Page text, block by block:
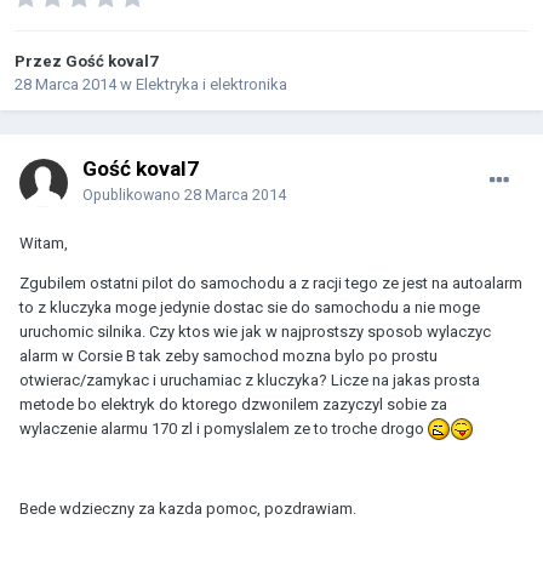
Przez Gość koval7
28 Marca 2014w Elektryka i elektronika
Gość koval7
Opublikowano 28 Marca 2014
Witam,
Zgubilem ostatni pilot do samochodu a z racji tego ze jest na autoalarm
to z kluczyka moge jedynie dostac sie do samochodu a nie moge
uruchomic silnika. Czy ktos wie jak w najprostszy sposob wylaczyc
alarm w Corsie B tak zeby samochod mozna bylo po prostu
otwierac/zamykac i uruchamiac z kluczyka? Licze na jakas prosta
metode bo elektryk do ktorego dzwonilem zazyczyl sobie za
wylaczenie alarmu 170 zl i pomyslalem ze to troche drogo
Bede wdzieczny za kazda pomoc, pozdrawiam.